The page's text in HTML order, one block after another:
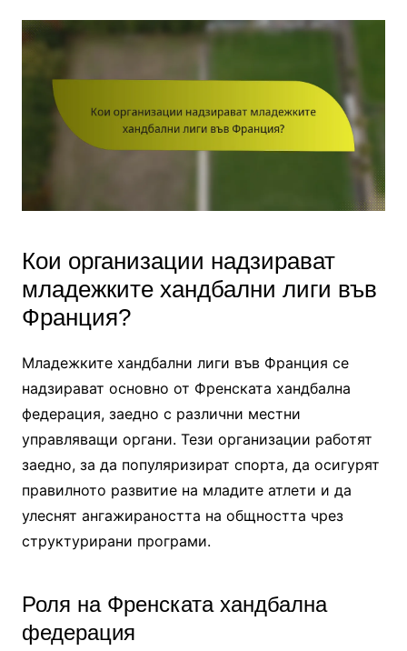
Кои организации надзирават
младежките хандбални лиги във
Франция?
Младежките хандбални лиги във Франция се
надзирават основно от Френската хандбална
федерация, заедно с различни местни
управляващи органи. Тези организации работят
заедно, за да популяризират спорта, да осигурят
правилното развитие на младите атлети и да
улеснят ангажираността на общността чрез
структурирани програми.
Роля на Френската хандбална
федерация